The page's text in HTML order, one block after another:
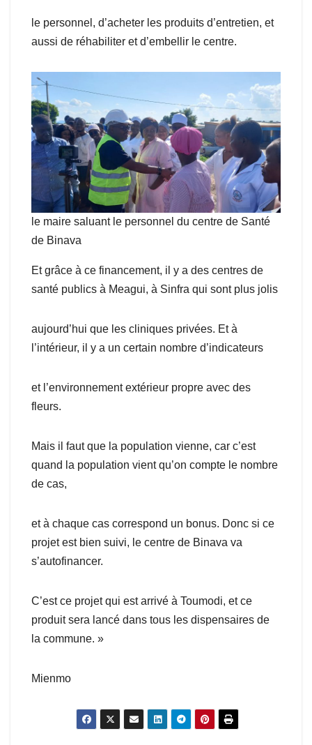
le personnel, d’acheter les produits d’entretien, et
aussi de réhabiliter et d’embellir le centre.
le maire saluant le personnel du centre de Santé
de Binava
Et grâce à ce financement, il y a des centres de
santé publics à Meagui, à Sinfra qui sont plus jolis
aujourd’hui que les cliniques privées. Et à
l’intérieur, il y a un certain nombre d’indicateurs
et l’environnement extérieur propre avec des
fleurs.
Mais il faut que la population vienne, car c’est
quand la population vient qu’on compte le nombre
de cas,
et à chaque cas correspond un bonus. Donc si ce
projet est bien suivi, le centre de Binava va
s’autofinancer.
C’est ce projet qui est arrivé à Toumodi, et ce
produit sera lancé dans tous les dispensaires de
la commune. »
Mienmo